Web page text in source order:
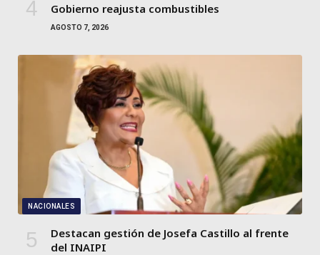
Gobierno reajusta combustibles
AGOSTO 7, 2026
NACIONALES
Destacan gestión de Josefa Castillo al frente
del INAIPI